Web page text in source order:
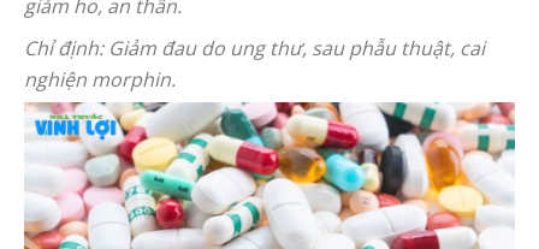
giảm ho, an thần.
Chỉ định: Giảm đau do ung thư, sau phẫu thuật, cai
nghiện morphin.